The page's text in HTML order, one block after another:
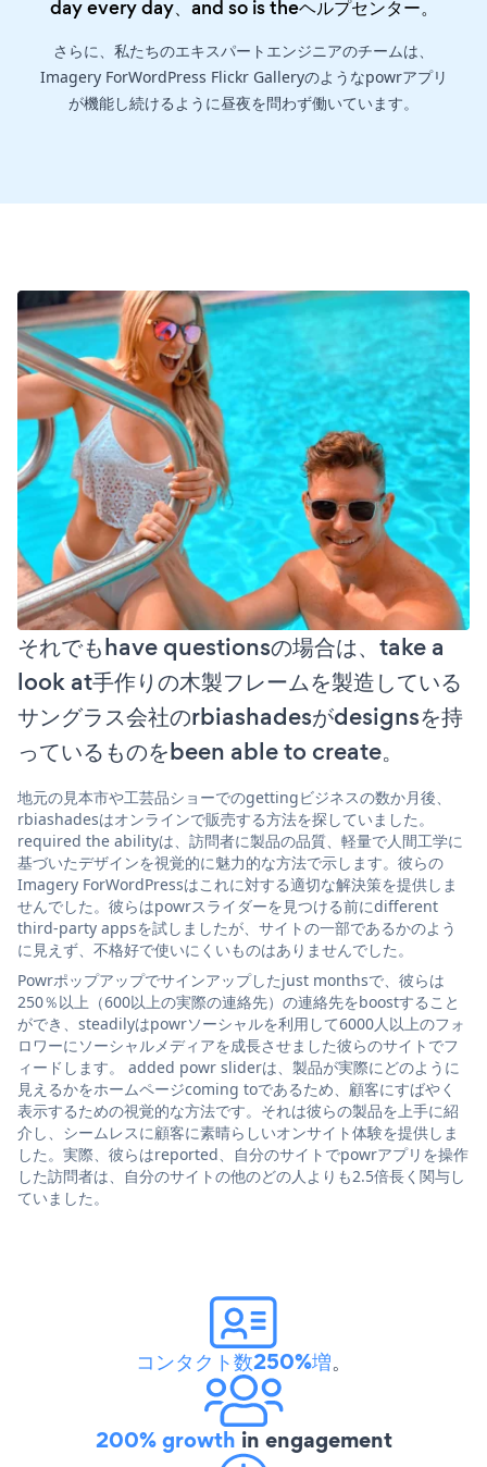
day every day、and so is theヘルプセンター。
さらに、私たちのエキスパートエンジニアのチームは、
Imagery ForWordPress Flickr Galleryのようなpowrアプリ
が機能し続けるように昼夜を問わず働いています。
それでもhave questionsの場合は、take a
look at手作りの木製フレームを製造している
サングラス会社のrbiashadesがdesignsを持
っているものをbeen able to create。
地元の見本市や工芸品ショーでのgettingビジネスの数か月後、
rbiashadesはオンラインで販売する方法を探していました。
required the abilityは、訪問者に製品の品質、軽量で人間工学に
基づいたデザインを視覚的に魅力的な方法で示します。彼らの
Imagery ForWordPressはこれに対する適切な解決策を提供しま
せんでした。彼らはpowrスライダーを見つける前にdifferent
third-party appsを試しましたが、サイトの一部であるかのよう
に見えず、不格好で使いにくいものはありませんでした。
Powrポップアップでサインアップしたjust monthsで、彼らは
250％以上（600以上の実際の連絡先）の連絡先をboostすること
ができ、steadilyはpowrソーシャルを利用して6000人以上のフォ
ロワーにソーシャルメディアを成長させました彼らのサイトでフ
ィードします。 added powr sliderは、製品が実際にどのように
見えるかをホームページcoming toであるため、顧客にすばやく
表示するための視覚的な方法です。それは彼らの製品を上手に紹
介し、シームレスに顧客に素晴らしいオンサイト体験を提供しま
した。実際、彼らはreported、自分のサイトでpowrアプリを操作
した訪問者は、自分のサイトの他のどの人よりも2.5倍長く関与し
ていました。
コンタクト数250%増。
200% growth in engagement